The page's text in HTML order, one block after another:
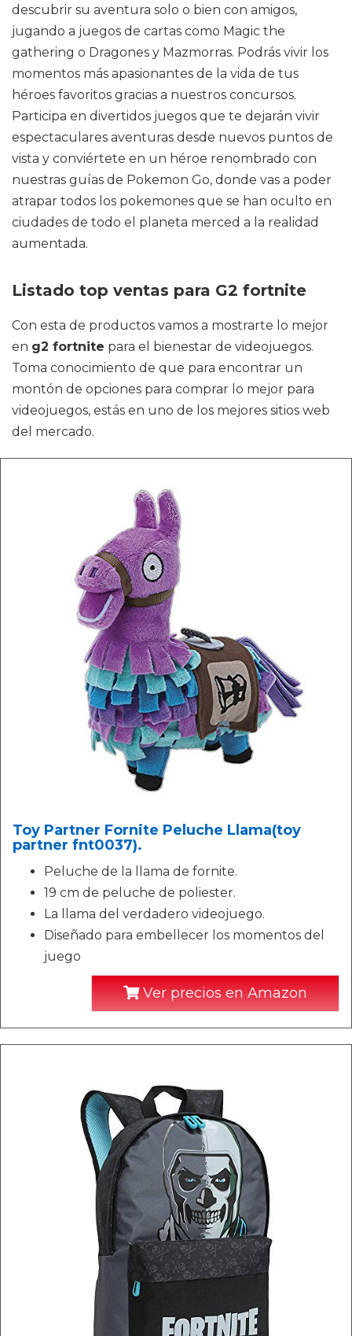
descubrir su aventura solo o bien con amigos,
jugando a juegos de cartas como Magic the
gathering o Dragones y Mazmorras. Podrás vivir los
momentos más apasionantes de la vida de tus
héroes favoritos gracias a nuestros concursos.
Participa en divertidos juegos que te dejarán vivir
espectaculares aventuras desde nuevos puntos de
vista y conviértete en un héroe renombrado con
nuestras guías de Pokemon Go, donde vas a poder
atrapar todos los pokemones que se han oculto en
ciudades de todo el planeta merced a la realidad
aumentada.
Listado top ventas para G2 fortnite
Con esta de productos vamos a mostrarte lo mejor
en g2 fortnite para el bienestar de videojuegos.
Toma conocimiento de que para encontrar un
montón de opciones para comprar lo mejor para
videojuegos, estás en uno de los mejores sitios web
del mercado.
Toy Partner Fornite Peluche Llama(toy
partner fnt0037).
Peluche de la llama de fornite.
19 cm de peluche de poliester.
La llama del verdadero videojuego.
Diseñado para embellecer los momentos del
juego
Ver precios en Amazon